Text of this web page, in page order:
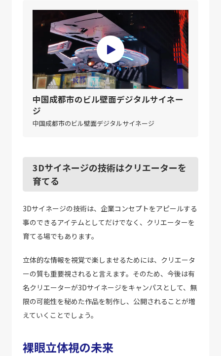
中国成都市のビル壁面デジタルサイネー
ジ
中国成都市のビル壁面デジタルサイネージ
3Dサイネージの技術はクリエーターを
育てる
3Dサイネージの技術は、企業コンセプトをアピールする
事のできるアイテムとしてだけでなく、クリエーターを
育てる場でもあります。
立体的な情報を視覚で楽しませるためには、クリエータ
ーの質も重要視されると言えます。そのため、今後は有
名クリエーターが3Dサイネージをキャンパスとして、無
限の可能性を秘めた作品を制作し、公開されることが増
えていくことでしょう。
裸眼立体視の未来